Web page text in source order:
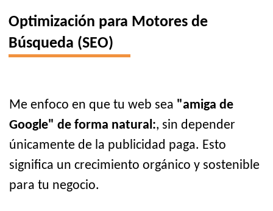
Optimización para Motores de
Búsqueda (SEO)
Me enfoco en que tu web sea "amiga de
Google" de forma natural:, sin depender
únicamente de la publicidad paga. Esto
significa un crecimiento orgánico y sostenible
para tu negocio.